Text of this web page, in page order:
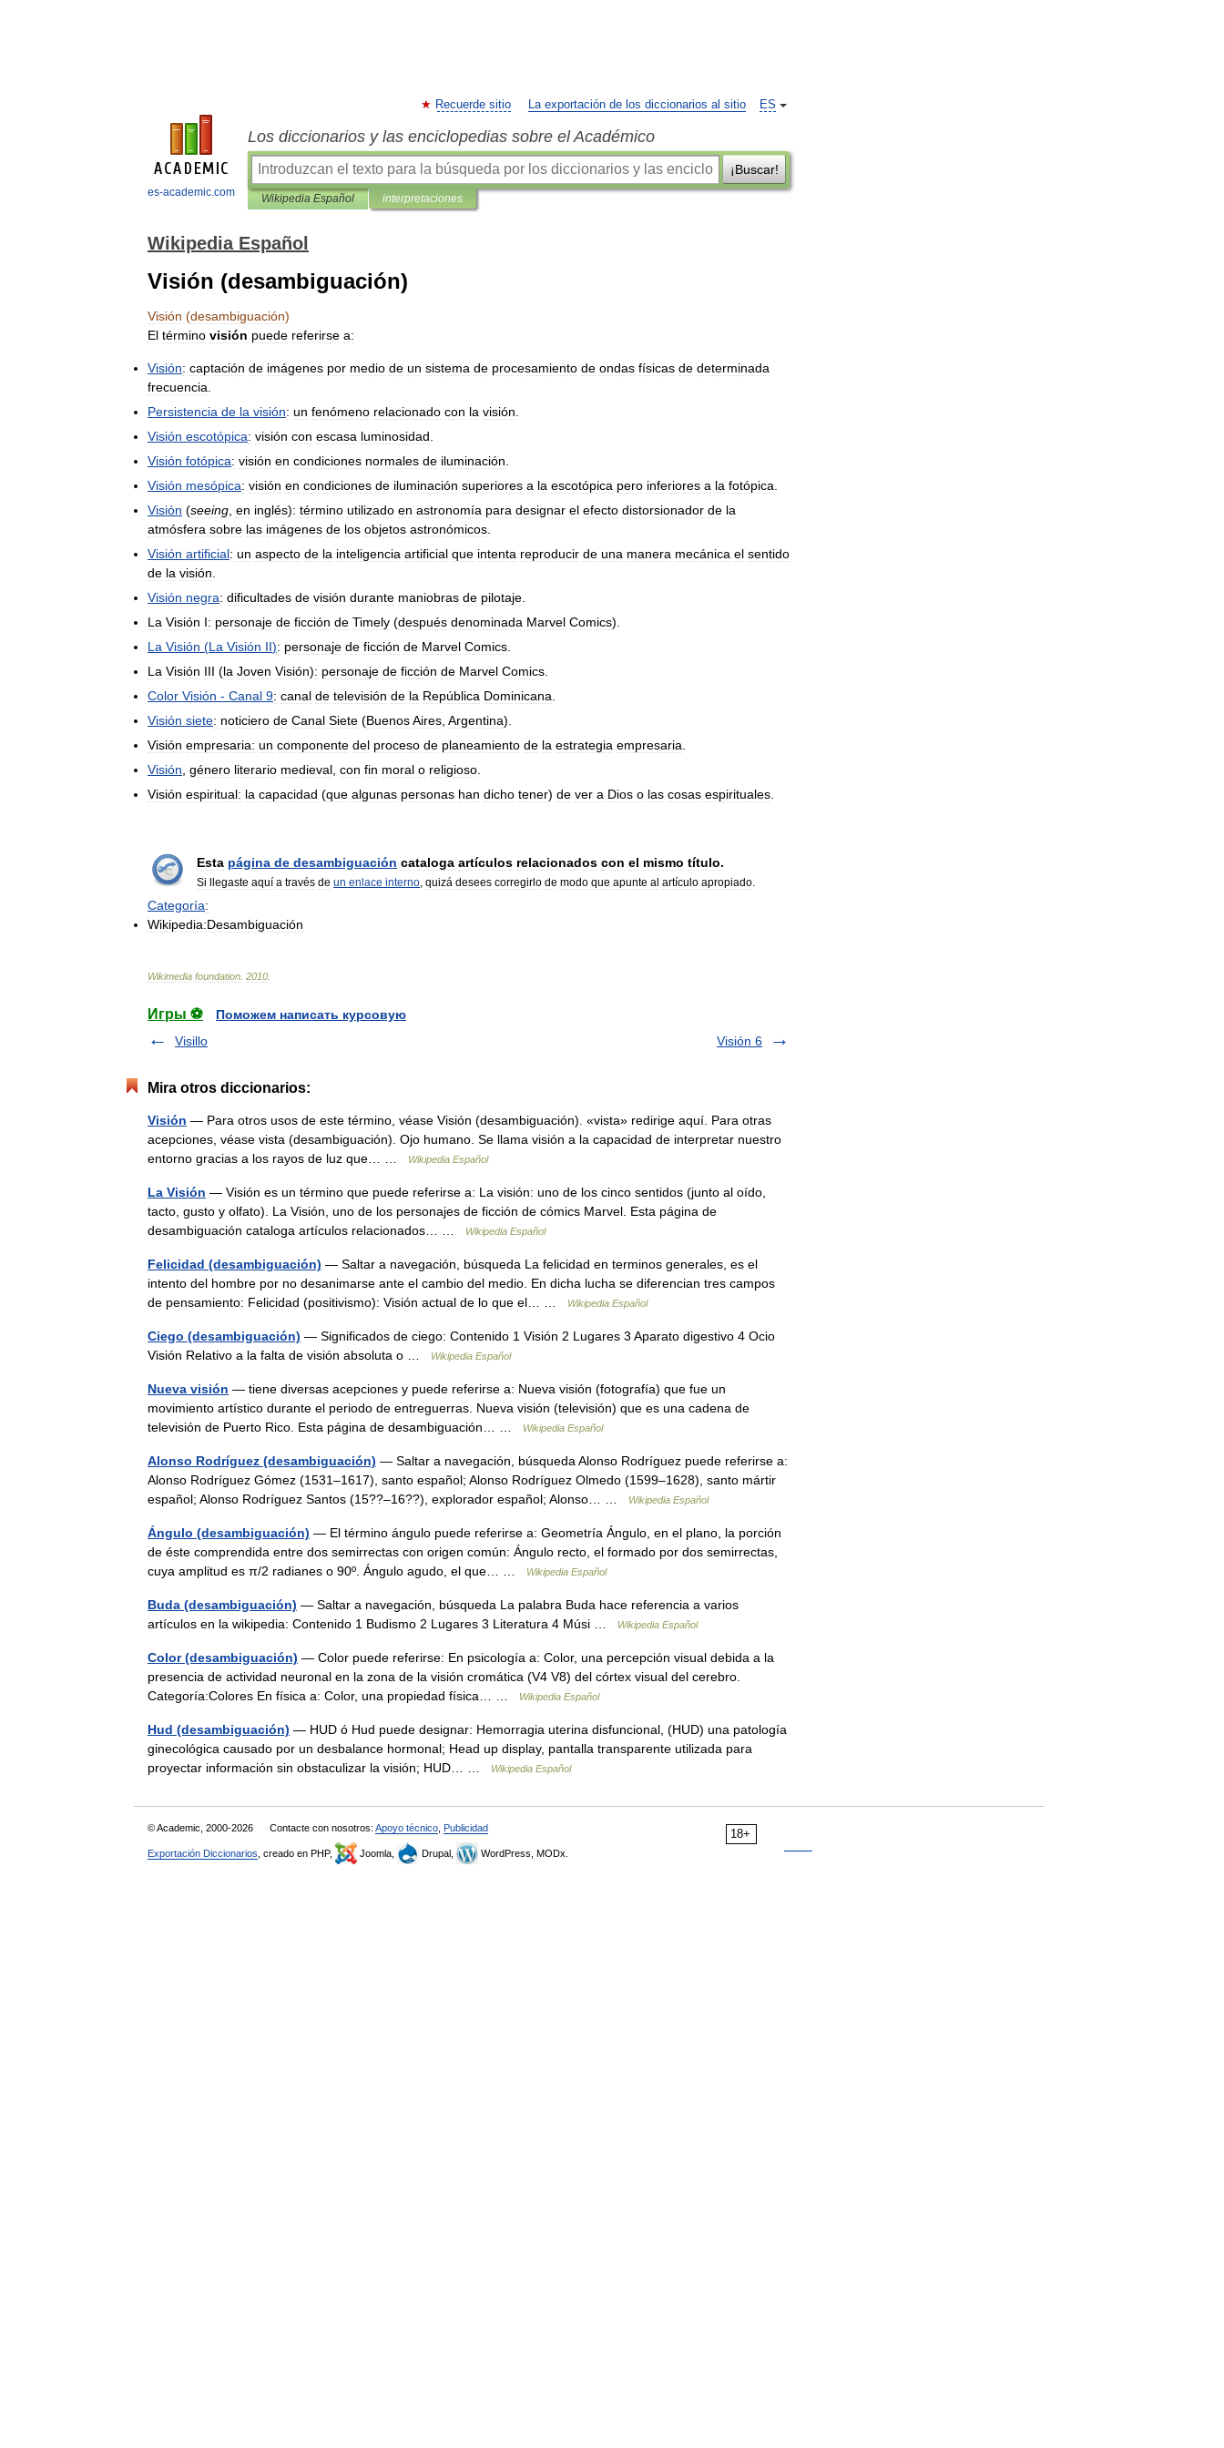
es-academic.com
ES
Recuerde sitio La exportación de los diccionarios al sitio
Los diccionarios y las enciclopedias sobre el Académico
¡Buscar!
Wikipedia Español interpretaciones
Wikipedia Español
Visión (desambiguación)
Visión (desambiguación)
El término visión puede referirse a:
Visión: captación de imágenes por medio de un sistema de procesamiento de ondas físicas de determinada
frecuencia
Persistencia de la visión: un fenómeno relacionado con la visión
Visión escotópica: visión con escasa luminosidad
Visión fotópica: visión en condiciones normales de iluminación
Visión mesópica: visión en condiciones de iluminación superiores a la escotópica pero inferiores a la fotópica
Visión (seeing en inglés): término utilizado en astronomía para designar el efecto distorsionador de la
atmósfera sobre las imágenes de los objetos astronómicos
Visión artificial: un aspecto de la inteligencia artificial que intenta reproducir de una manera mecánica el sentido
de la visión
Visión negra: dificultades de visión durante maniobras de pilotaje
La Visión I: personaje de ficción de Timely (después denominada Marvel Comics).
La Visión (La Visión II): personaje de ficción de Marvel Comics
La Visión III (la Joven Visión): personaje de ficción de Marvel Comics
Color Visión - Canal 9: canal de televisión de la República Dominicana
Visión siete: noticiero de Canal Siete (BuenosAires Argentina).
Visión empresaria: un componente del proceso de planeamiento de la estrategia empresaria
Visión género literario medieval con fin moral o religioso
Visión espiritual: la capacidad (que algunas personas han dicho tener) de ver a Dios o las cosas espirituales
Esta página de desambiguación cataloga artículos relacionados con el mismo título.
Si llegaste aquí a través de un enlace interno, quizá desees corregirlo de modo que apunte al artículo apropiado.
Categoría:
Wikipedia:Desambiguación
Wikimedia foundation 2010
Игры ⚽
Поможем написать курсовую
Visillo
Visión 6
Mira otros diccionarios:
Visión — Para otros usos de este término, véase Visión (desambiguación). «vista» redirige aquí. Para otras
acepciones, véase vista (desambiguación). Ojo humano. Se llama visión a la capacidad de interpretar nuestro
entorno gracias a los rayos de luz que… …
Wikipedia Español
La Visión — Visión es un término que puede referirse a: La visión: uno de los cinco sentidos (junto al oído,
tacto, gusto y olfato). La Visión, uno de los personajes de ficción de cómics Marvel. Esta página de
desambiguación cataloga artículos relacionados… …
Wikipedia Español
Felicidad (desambiguación) — Saltar a navegación, búsqueda La felicidad en terminos generales, es el
intento del hombre por no desanimarse ante el cambio del medio. En dicha lucha se diferencian tres campos
de pensamiento: Felicidad (positivismo): Visión actual de lo que el… …
Wikipedia Español
Ciego (desambiguación) — Significados de ciego: Contenido 1 Visión 2 Lugares 3 Aparato digestivo 4 Ocio
Visión Relativo a la falta de visión absoluta o …
Wikipedia Español
Nueva visión — tiene diversas acepciones y puede referirse a: Nueva visión (fotografía) que fue un
movimiento artístico durante el periodo de entreguerras. Nueva visión (televisión) que es una cadena de
televisión de Puerto Rico. Esta página de desambiguación… …
Wikipedia Español
Alonso Rodríguez (desambiguación) — Saltar a navegación, búsqueda Alonso Rodríguez puede referirse a:
Alonso Rodríguez Gómez (1531–1617), santo español; Alonso Rodríguez Olmedo (1599–1628), santo mártir
español; Alonso Rodríguez Santos (15??–16??), explorador español; Alonso… …
Wikipedia Español
Ángulo (desambiguación) — El término ángulo puede referirse a: Geometría Ángulo, en el plano, la porción
de éste comprendida entre dos semirrectas con origen común: Ángulo recto, el formado por dos semirrectas,
cuya amplitud es π/2 radianes o 90º. Ángulo agudo, el que… …
Wikipedia Español
Buda (desambiguación) — Saltar a navegación, búsqueda La palabra Buda hace referencia a varios
artículos en la wikipedia: Contenido 1 Budismo 2 Lugares 3 Literatura 4 Músi …
Wikipedia Español
Color (desambiguación) — Color puede referirse: En psicología a: Color, una percepción visual debida a la
presencia de actividad neuronal en la zona de la visión cromática (V4 V8) del córtex visual del cerebro.
Categoría:Colores En física a: Color, una propiedad física… …
Wikipedia Español
Hud (desambiguación) — HUD ó Hud puede designar: Hemorragia uterina disfuncional, (HUD) una patología
ginecológica causado por un desbalance hormonal; Head up display, pantalla transparente utilizada para
proyectar información sin obstaculizar la visión; HUD… …
Wikipedia Español
18+
© Academic, 2000-2026 Contacte con nosotros: Apoyo técnico Publicidad
Exportación Diccionarios , creado en PHP, Joomla, Drupal, WordPress, MODx.